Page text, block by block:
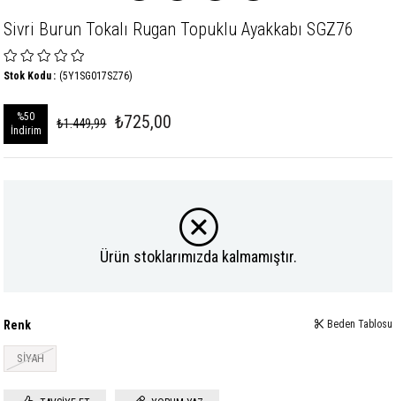
Sivri Burun Tokalı Rugan Topuklu Ayakkabı SGZ76
(5Y1SG017SZ76)
Stok Kodu
%50
İndirim
₺1.449,99 ₺725,00
Ürün stoklarımızda kalmamıştır.
Renk
SİYAH
Beden Tablosu